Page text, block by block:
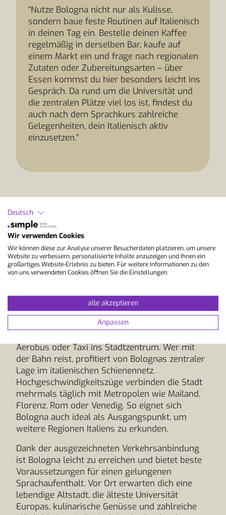
“Nutze Bologna nicht nur als Kulisse,
sondern baue feste Routinen auf Italienisch
in deinen Tag ein. Bestelle deinen Kaffee
regelmäßig in derselben Bar, kaufe auf
einem Markt ein und frage nach regionalen
Zutaten oder Zubereitungsarten – über
Essen kommst du hier besonders leicht ins
Gespräch. Da rund um die Universität und
die zentralen Plätze viel los ist, findest du
auch nach dem Sprachkurs zahlreiche
Gelegenheiten, dein Italienisch aktiv
einzusetzen.”
Deine Anreise zum
Sprachaufenthalt in
Bologna
internationale Flughafen Bologna Guglielmo
Marconi von zahlreichen europäischen Städten
aus direkt angeflogen wird. Vom Flughafen
Aerobus oder Taxi ins Stadtzentrum. Wer mit
der Bahn reist, profitiert von Bolognas zentraler
Lage im italienischen Schienennetz.
Hochgeschwindigkeitszüge verbinden die Stadt
mehrmals täglich mit Metropolen wie Mailand,
Florenz, Rom oder Venedig. So eignet sich
Bologna auch ideal als Ausgangspunkt, um
weitere Regionen Italiens zu erkunden.
Dank der ausgezeichneten Verkehrsanbindung
ist Bologna leicht zu erreichen und bietet beste
Voraussetzungen für einen gelungenen
Sprachaufenthalt. Vor Ort erwarten dich eine
lebendige Altstadt, die älteste Universität
Europas, kulinarische Genüsse und zahlreiche
Deutsch
Wir verwenden Cookies
Wir können diese zur Analyse unserer Besucherdaten platzieren, um unsere
Website zu verbessern, personalisierte Inhalte anzuzeigen und Ihnen ein
großartiges Website-Erlebnis zu bieten. Für weitere Informationen zu den
von uns verwendeten Cookies öffnen Sie die Einstellungen.
alle akzeptieren
Anpassen